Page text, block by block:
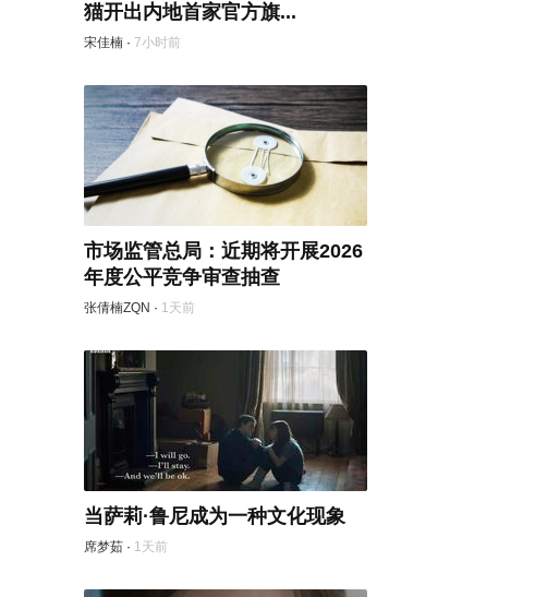
猫开出内地首家官方旗...
宋佳楠 · 7小时前
市场监管总局：近期将开展2026
年度公平竞争审查抽查
张倩楠ZQN · 1天前
当萨莉·鲁尼成为一种文化现象
席梦茹 · 1天前